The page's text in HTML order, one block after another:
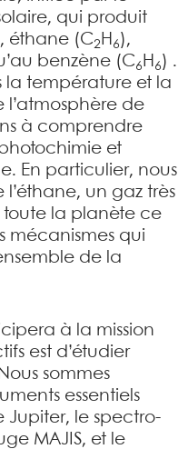
qui produit
éthane (C2 H 6 ),
benzène (C6 H 6 ) .
la température et la
de
à comprendre
et
En particulier, nous
un gaz très
toute la planète ce
mécanismes qui
de la
à la mission
est d’étudier
sommes
essentiels
Jupiter, le spectro-
MAJIS, et le